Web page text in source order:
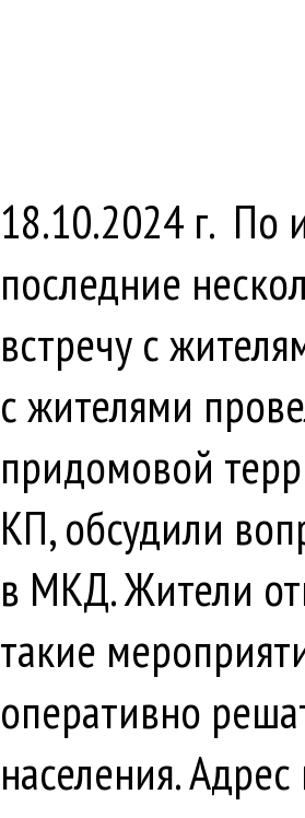
18.10.2024 г. По
последние
встречу с
с жителями
придомовой
КП, обсудили
в МКД. Жители
такие
оперативно
населения.